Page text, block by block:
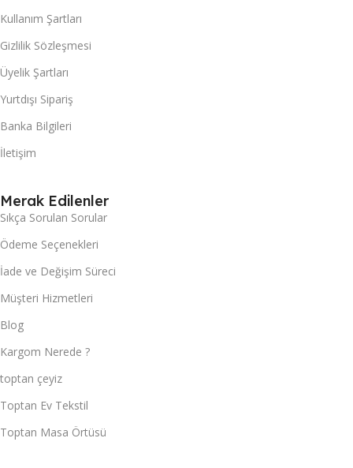
Kullanım Şartları
Gizlilik Sözleşmesi
Üyelik Şartları
Yurtdışı Sipariş
Banka Bilgileri
İletişim
Merak Edilenler
Sıkça Sorulan Sorular
Ödeme Seçenekleri
İade ve Değişim Süreci
Müşteri Hizmetleri
Blog
Kargom Nerede ?
toptan çeyiz
Toptan Ev Tekstil
Toptan Masa Örtüsü